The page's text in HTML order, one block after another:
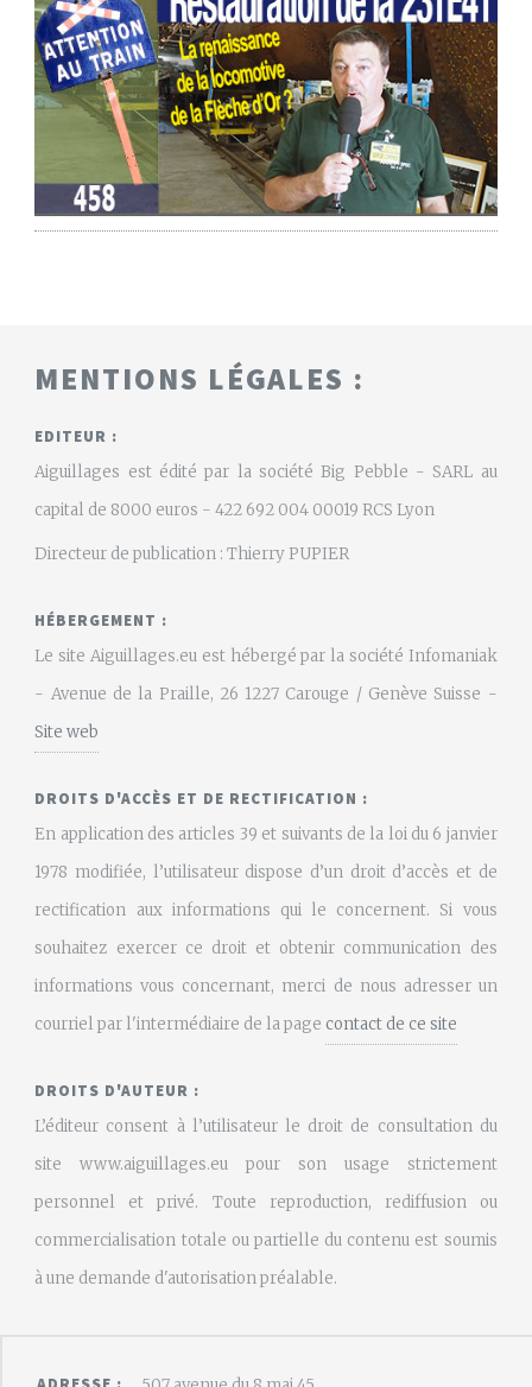
MENTIONS LÉGALES :
EDITEUR :
Aiguillages est édité par la société Big Pebble - SARL au
capital de 8000 euros - 422 692 004 00019 RCS Lyon
Directeur de publication : Thierry PUPIER
HÉBERGEMENT :
Le site Aiguillages.eu est hébergé par la société Infomaniak
- Avenue de la Praille, 26 1227 Carouge / Genève Suisse -
Site web
DROITS D'ACCÈS ET DE RECTIFICATION :
En application des articles 39 et suivants de la loi du 6 janvier
1978 modifiée, l’utilisateur dispose d’un droit d’accès et de
rectification aux informations qui le concernent. Si vous
souhaitez exercer ce droit et obtenir communication des
informations vous concernant, merci de nous adresser un
courriel par l'intermédiaire de la page contact de ce site
DROITS D'AUTEUR :
L’éditeur consent à l’utilisateur le droit de consultation du
site www.aiguillages.eu pour son usage strictement
personnel et privé. Toute reproduction, rediffusion ou
commercialisation totale ou partielle du contenu est soumis
à une demande d'autorisation préalable.